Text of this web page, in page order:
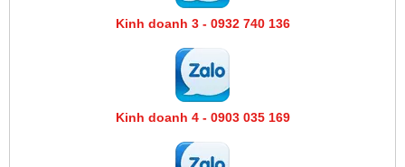
Kinh doanh 3 - 0932 740 136
Kinh doanh 4 - 0903 035 169